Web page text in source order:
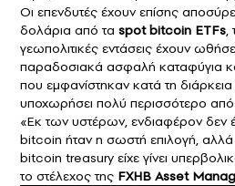
Οι επενδυτές έχουν επίσης
δολάρια από τα spot bitcoin ETFs,
γεωπολιτικές εντάσεις έχουν
παραδοσιακά ασφαλή καταφύγια
που εμφανίστηκαν κατά τη
υποχωρήσει πολύ περισσότερο από
«Εκ των υστέρων, ενδιαφέρον δεν
bitcoin ήταν η σωστή επιλογή,
bitcoin treasury είχε γίνει
το στέλεχος της FXHB Asset